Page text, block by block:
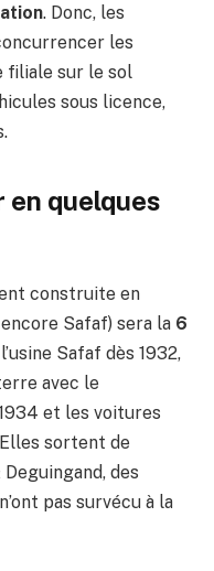
. Donc, les
les
filiale sur le sol
sous licence,
quelques
construite en
Safaf) sera la 6
Safaf dès 1932,
avec le
et les voitures
sortent de
des
pas survécu à la